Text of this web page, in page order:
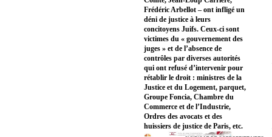
Frédéric Arbellot – ont infligé un
déni de justice à leurs
concitoyens Juifs. Ceux-ci sont
victimes du « gouvernement des
juges » et de l’absence de
contrôles par diverses autorités
qui ont refusé d’intervenir pour
rétablir le droit : ministres de la
Justice et du Logement, parquet,
Groupe Foncia, Chambre du
Commerce et de l’Industrie,
Ordres des avocats et des
huissiers de justice de Paris, etc.